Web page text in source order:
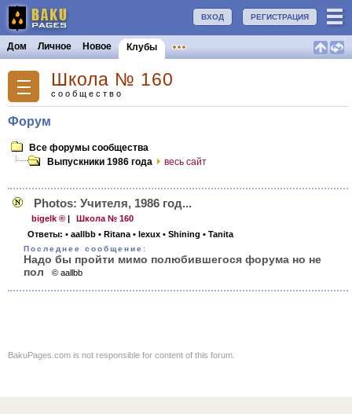
РЕГИСТРАЦИЯ
ВХОД
Дом Личное Новое Клубы
Школа № 160
сообщество
Форум
Все форумы сообщества
Выпускники 1986 года
весь сайт
Photos: Учителя, 1986 год...
bigelk ® |
Школа № 160
Ответы: • aallbb • Ritana • lexux • Shining • Tanita
Последнее сообщение:
Надо бы пройти мимо полюбившегося форума но не
пол
© aallbb
BakuPages.com is not responsible for content of this forum.